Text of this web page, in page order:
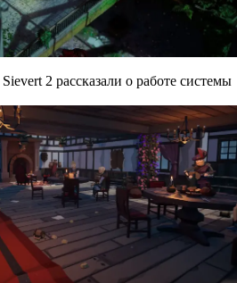
2 рассказали о работе системы